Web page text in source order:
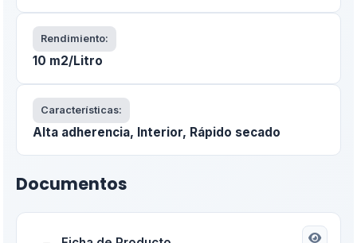
Rendimiento:
10 m2/Litro
Características:
Alta adherencia, Interior, Rápido secado
Documentos